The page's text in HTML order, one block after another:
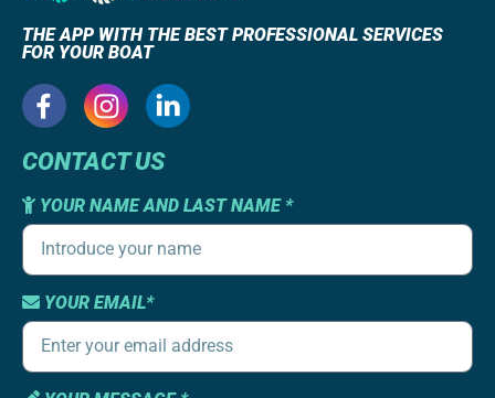
THE APP WITH THE BEST PROFESSIONAL SERVICES
FOR YOUR BOAT
CONTACT US
YOUR NAME AND LAST NAME *
YOUR EMAIL*